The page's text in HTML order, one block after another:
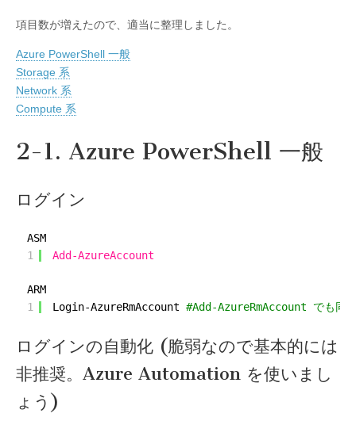
項目数が増えたので、適当に整理しました。
Azure PowerShell 一般
Storage 系
Network 系
Compute 系
2-1. Azure PowerShell 一般
ログイン
ASM
1
Add-AzureAccount
ARM
1
Login-AzureRmAccount #Add-AzureRmAccount でも同
ログインの自動化 (脆弱なので基本的には
非推奨。Azure Automation を使いまし
ょう)